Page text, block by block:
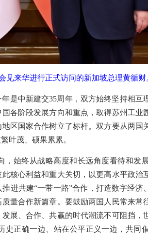
来华进行正式访问的新加坡总理黄循财
是中新建交35周年，双方始终坚持相互
各阶段发展方向和重点，取得苏州工业
区国家合作树立了标杆。双方要从两国
叶茂、硕果累累。
，始终从战略高度和长远角度看待和发
核心利益和重大关切，以更高水平政治
进共建“一带一路”合作，打造数字经济
量合作新篇章。要鼓励两国人民常来常
展、合作、共赢的时代潮流不可阻挡，
正确一边、站在公平正义一边，共同